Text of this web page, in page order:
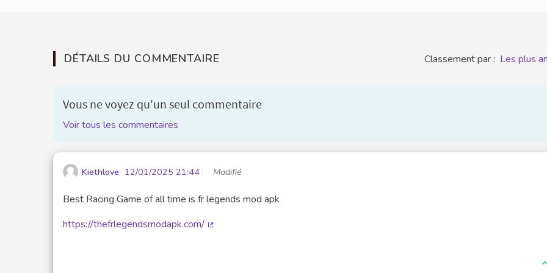
DÉTAILS DU COMMENTAIRE Classement par : Les plus
Vous ne voyez qu'un seul commentaire
Voir tous les commentaires
Kiethlove 12/01/2025 21:44 Modifié
Best Racing Game of all time is fr legends mod apk
https://thefrlegendsmodapk.com/